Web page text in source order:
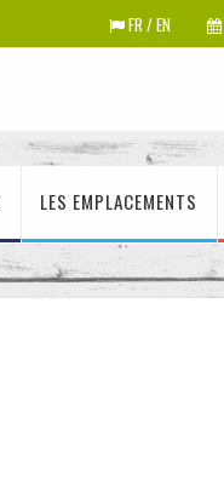
FR / EN
LES EMPLACEMENTS